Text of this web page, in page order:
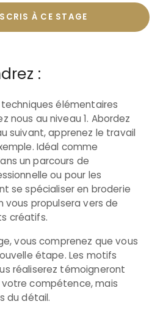
À CE STAGE
:
élémentaires
nous au niveau 1. Abordez
suivant, apprenez le travail
Idéal comme
un parcours de
ou pour les
se spécialiser en broderie
propulsera vers de
créatifs.
vous comprenez que vous
étape. Les motifs
réaliserez témoigneront
compétence, mais
du détail.